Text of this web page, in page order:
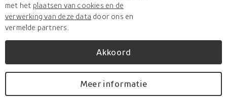
Verkengerelateerde categorieën
met het plaatsen van cookies en de
verwerking van deze data door ons en
vermelde partners.
Akkoord
Meer informatie